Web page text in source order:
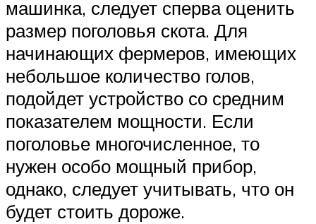
машинка, следует сперва оценить
размер поголовья скота. Для
начинающих фермеров, имеющих
небольшое количество голов,
подойдет устройство со средним
показателем мощности. Если
поголовье многочисленное, то
нужен особо мощный прибор,
однако, следует учитывать, что он
будет стоить дороже.